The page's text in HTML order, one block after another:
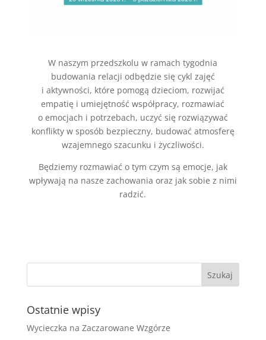
W naszym przedszkolu w ramach tygodnia
budowania relacji odbędzie się cykl zajęć
i aktywności, które pomogą dzieciom, rozwijać
empatię i umiejętność współpracy, rozmawiać
o emocjach i potrzebach, uczyć się rozwiązywać
konflikty w sposób bezpieczny, budować atmosferę
wzajemnego szacunku i życzliwości.
Będziemy rozmawiać o tym czym są emocje, jak
wpływają na nasze zachowania oraz jak sobie z nimi
radzić.
Ostatnie wpisy
Wycieczka na Zaczarowane Wzgórze